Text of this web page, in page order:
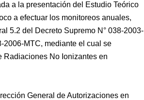
a la presentación del Estudio Teórico
a efectuar los monitoreos anuales,
5.2 del Decreto Supremo N° 038-2003-
2006-MTC, mediante el cual se
Radiaciones No Ionizantes en
General de Autorizaciones en